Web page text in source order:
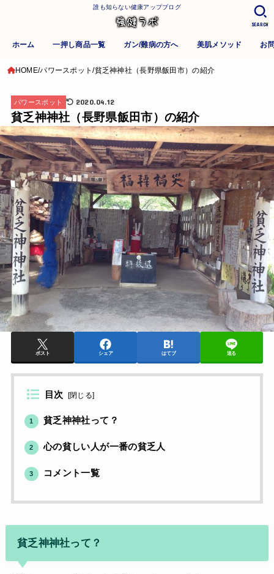
誰も知らない健康アップブログ
ホーム 一押し商品一覧 ガン/難病の方へ 美肌メソッド お
SEARCH
HOME パワースポット 貧乏神神社（長野県飯田市）の紹介
パワースポット 2020.04.12
貧乏神神社（長野県飯田市）の紹介
ポスト シェア はてブ 送る
目次 [閉じる]
1 貧乏神神社って？
2 心の貧しい人が一番の貧乏人
3 コメント一覧
貧乏神神社って？